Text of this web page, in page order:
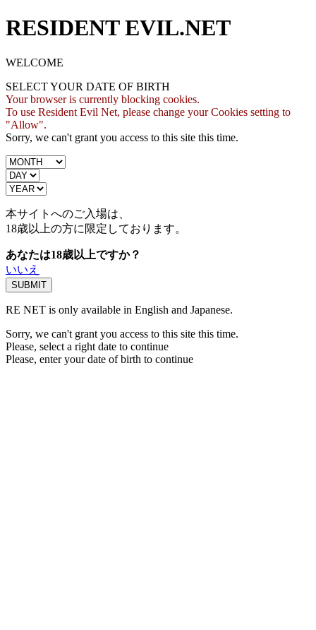
RESIDENT EVIL.NET
WELCOME
SELECT YOUR DATE OF BIRTH
Your browser is currently blocking cookies.
To use Resident Evil Net, please change your Cookies setting to
"Allow".
Sorry, we can't grant you access to this site this time.
本サイトへのご入場は、
18歳以上の方に限定しております。
あなたは18歳以上ですか？
いいえ
RE NET is only available in English and Japanese.
Sorry, we can't grant you access to this site this time.
Please, select a right date to continue
Please, enter your date of birth to continue